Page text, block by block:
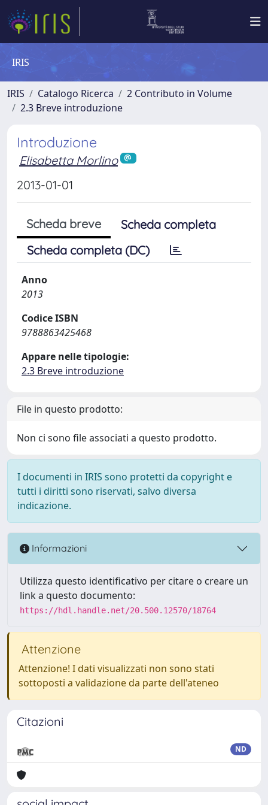
IRIS
IRIS Catalogo Ricerca
2 Contributo in Volume
2.3 Breve introduzione
Introduzione
Elisabetta Morlino
2013-01-01
Scheda breve
Scheda completa
Scheda completa (DC)
Anno
2013
Codice ISBN
9788863425468
Appare nelle tipologie:
2.3 Breve introduzione
File in questo prodotto:
Non ci sono file associati a questo prodotto.
I documenti in IRIS sono protetti da copyright e
tutti i diritti sono riservati, salvo diversa
indicazione.
Informazioni
Utilizza questo identificativo per citare o creare un
link a questo documento:
https://hdl.handle.net/20.500.12570/18764
Attenzione
Attenzione! I dati visualizzati non sono stati
sottoposti a validazione da parte dell'ateneo
Citazioni
ND